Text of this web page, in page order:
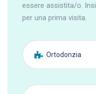
essere assistita/o.
per una prima visita.
Ortodonzia